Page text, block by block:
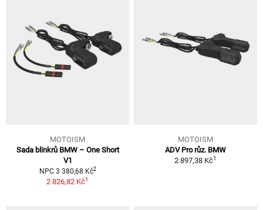
MOTOISM
Sada blinkrů BMW – One Short
V1
NPC 3 380,68 Kč2
2 826,82 Kč1
MOTOISM
ADV Pro růz. BMW
2 897,38 Kč1